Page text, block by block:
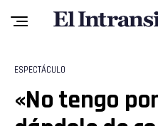
ESPECTÁCULO
«No tengo